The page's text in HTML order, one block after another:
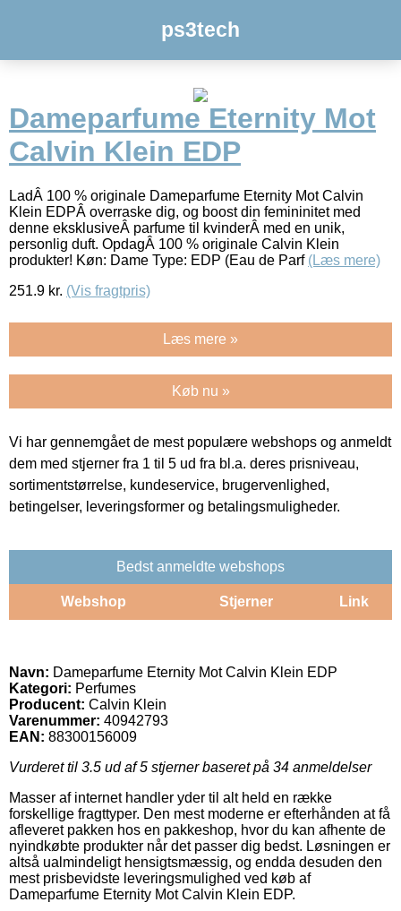
ps3tech
Dameparfume Eternity Mot
Calvin Klein EDP
LadÂ 100 % originale Dameparfume Eternity Mot Calvin
Klein EDPÂ overraske dig, og boost din femininitet med
denne eksklusiveÂ parfume til kvinderÂ med en unik,
personlig duft. OpdagÂ 100 % originale Calvin Klein
produkter! Køn: Dame Type: EDP (Eau de Parf (Læs mere)
251.9 kr. (Vis fragtpris)
Læs mere »
Køb nu »
Vi har gennemgået de mest populære webshops og anmeldt
dem med stjerner fra 1 til 5 ud fra bl.a. deres prisniveau,
sortimentstørrelse, kundeservice, brugervenlighed,
betingelser, leveringsformer og betalingsmuligheder.
Bedst anmeldte webshops
Webshop Stjerner Link
Navn: Dameparfume Eternity Mot Calvin Klein EDP
Kategori: Perfumes
Producent: Calvin Klein
Varenummer: 40942793
EAN: 88300156009
Vurderet til 3.5 ud af 5 stjerner baseret på 34 anmeldelser
Masser af internet handler yder til alt held en række
forskellige fragttyper. Den mest moderne er efterhånden at få
afleveret pakken hos en pakkeshop, hvor du kan afhente de
nyindkøbte produkter når det passer dig bedst. Løsningen er
altså ualmindeligt hensigtsmæssig, og endda desuden den
mest prisbevidste leveringsmulighed ved køb af
Dameparfume Eternity Mot Calvin Klein EDP.